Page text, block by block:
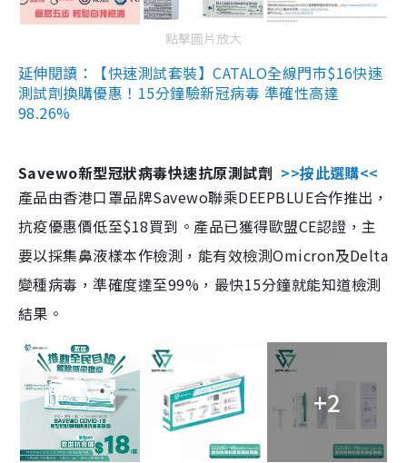
點擊圖片放大
延伸閱讀：【快速測試套裝】CATALO全線門市$16快速
測試劑換購優惠！15分鐘驗新冠病毒 準確性高達
98.26%
Savewo新型冠狀病毒快速抗原測試劑 >>按此選購<<
產品由香港口罩品牌Savewo聯乘DEEPBLUE合作推出，
抗疫優惠價低至$18買到。產品已獲得歐盟CE認證，主
要以採集鼻液樣本作檢測，能有效檢測Omicron及Delta
變種病毒，準確度達至99%，最快15分鐘就能知道檢測
結果。
+2